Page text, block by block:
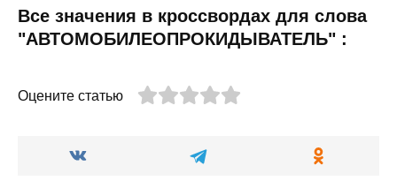
Все значения в кроссвордах для слова
"АВТОМОБИЛЕОПРОКИДЫВАТЕЛЬ" :
Оцените статью